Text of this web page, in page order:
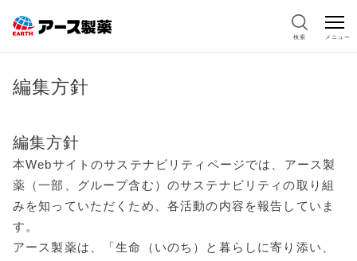
検索 メニュー
編集方針
編集方針
本Webサイトのサステナビリティページでは、アース製
薬（一部、グループ含む）のサステナビリティの取り組
みを知っていただくため、各活動の内容を報告していま
す。
アース製薬は、「生命（いのち）と暮らしに寄り添い、